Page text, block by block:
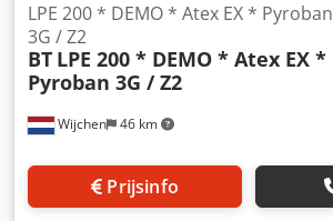
Wijchen 46 km
LPE 200 * DEMO * Atex EX * Pyroban
3G / Z2
BT LPE 200 * DEMO * Atex EX *
Pyroban 3G / Z2
Prijsinfo